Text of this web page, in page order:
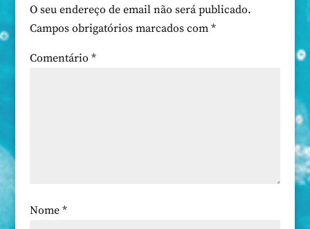
O seu endereço de email não será publicado.
Campos obrigatórios marcados com *
Comentário *
Nome *